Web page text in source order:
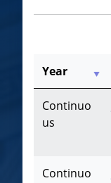
Year
Continuo
us
Continuo